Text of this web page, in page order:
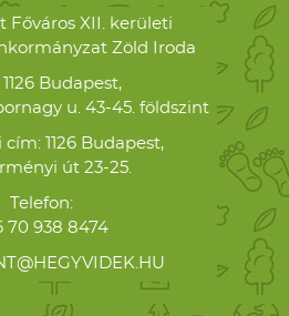
Főváros XII. kerületi
Zöld Iroda
Budapest,
u. 43-45. földszint
cím: 1126 Budapest,
út 23-25.
Telefon:
70 938 8474